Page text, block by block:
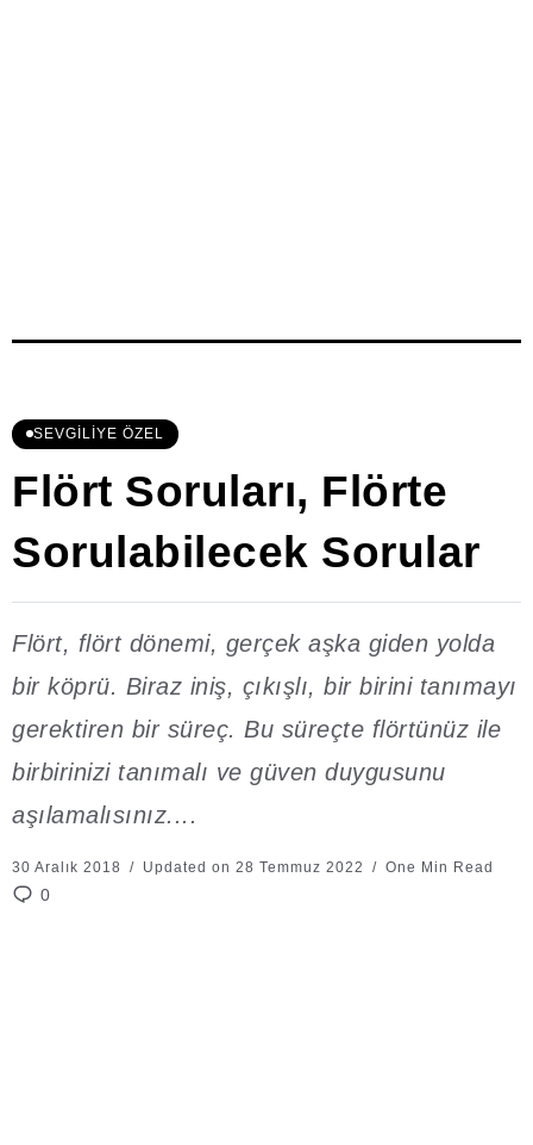
SEVGILIYE ÖZEL
Flört Soruları, Flörte
Sorulabilecek Sorular
Flört, flört dönemi, gerçek aşka giden yolda
bir köprü. Biraz iniş, çıkışlı, bir birini tanımayı
gerektiren bir süreç. Bu süreçte flörtünüz ile
birbirinizi tanımalı ve güven duygusunu
aşılamalısınız....
30 Aralık 2018 Updated on 28 Temmuz 2022 One Min Read
0